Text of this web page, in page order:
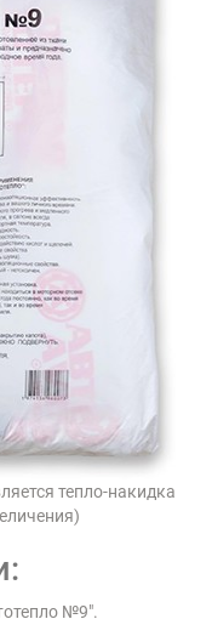
тепло-накидка
№9".